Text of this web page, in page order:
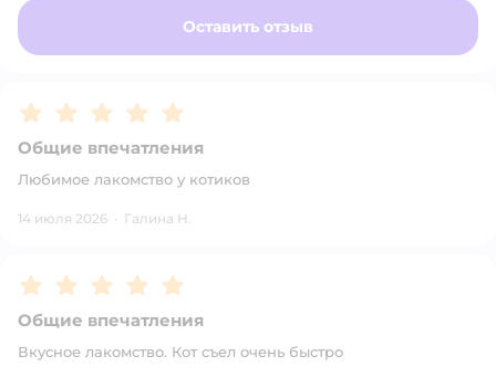
Оставить отзыв
Рейтинг:5
Общие впечатления
Любимое лакомство у котиков
14 июля 2026 · Галина Н.
Рейтинг:5
Общие впечатления
Вкусное лакомство. Кот съел очень быстро